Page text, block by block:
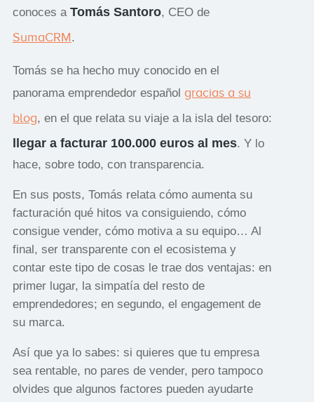
conoces a Tomás Santoro, CEO de
SumaCRM.
Tomás se ha hecho muy conocido en el
panorama emprendedor español gracias a su
blog, en el que relata su viaje a la isla del tesoro:
llegar a facturar 100.000 euros al mes. Y lo
hace, sobre todo, con transparencia.
En sus posts, Tomás relata cómo aumenta su
facturación qué hitos va consiguiendo, cómo
consigue vender, cómo motiva a su equipo… Al
final, ser transparente con el ecosistema y
contar este tipo de cosas le trae dos ventajas: en
primer lugar, la simpatía del resto de
emprendedores; en segundo, el engagement de
su marca.
Así que ya lo sabes: si quieres que tu empresa
sea rentable, no pares de vender, pero tampoco
olvides que algunos factores pueden ayudarte